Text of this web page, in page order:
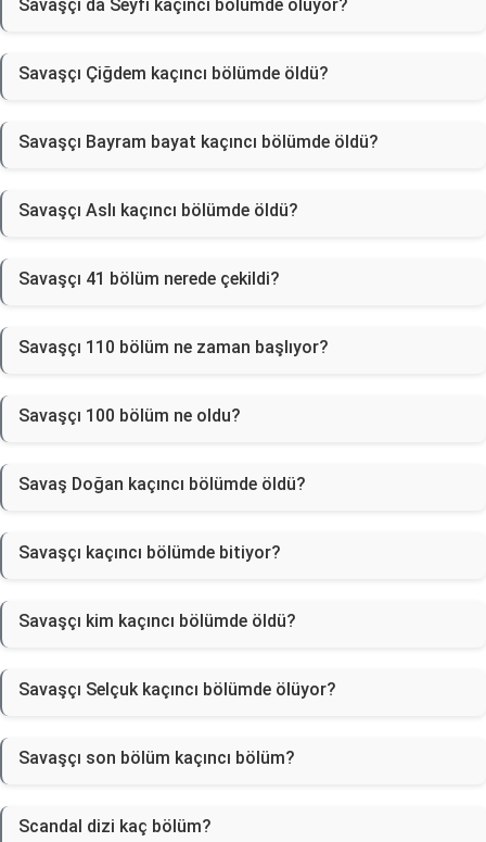
Savaşçı da Seyfi kaçıncı bölümde ölüyor?
Savaşçı Çiğdem kaçıncı bölümde öldü?
Savaşçı Bayram bayat kaçıncı bölümde öldü?
Savaşçı Aslı kaçıncı bölümde öldü?
Savaşçı 41 bölüm nerede çekildi?
Savaşçı 110 bölüm ne zaman başlıyor?
Savaşçı 100 bölüm ne oldu?
Savaş Doğan kaçıncı bölümde öldü?
Savaşçı kaçıncı bölümde bitiyor?
Savaşçı kim kaçıncı bölümde öldü?
Savaşçı Selçuk kaçıncı bölümde ölüyor?
Savaşçı son bölüm kaçıncı bölüm?
Scandal dizi kaç bölüm?